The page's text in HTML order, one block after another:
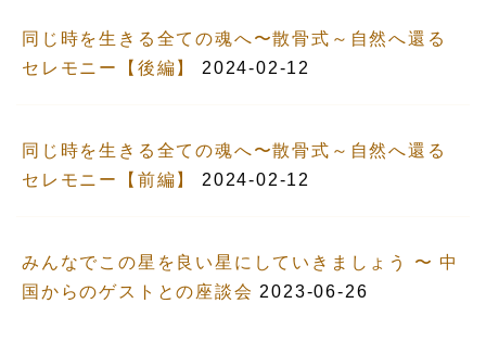
同じ時を生きる全ての魂へ〜散骨式～自然へ還る
セレモニー【後編】
2024-02-12
同じ時を生きる全ての魂へ〜散骨式～自然へ還る
セレモニー【前編】
2024-02-12
みんなでこの星を良い星にしていきましょう 〜 中
国からのゲストとの座談会 2023-06-26